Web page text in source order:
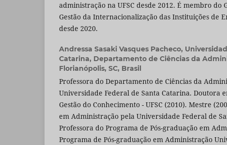
administração na UFSC desde 2012. É membro do
Gestão da Internacionalização das Instituições de
desde 2020.
Andressa Sasaki Vasques Pacheco,
Catarina, Departamento de Ciências da
Florianópolis, SC, Brasil
Professora do Departamento de Ciências da
Universidade Federal de Santa Catarina. Doutora
Gestão do Conhecimento - UFSC (2010). Mestre
em Administração pela Universidade Federal de
Professora do Programa de Pós-graduação em
Programa de Pós-graduação em Administração